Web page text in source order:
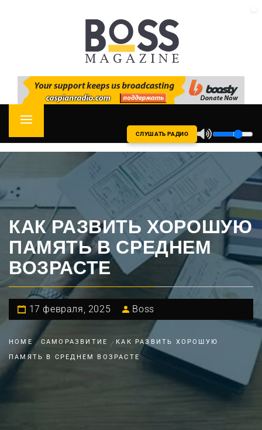
CASPIAN RADIO
Primary
Menu
СЛУШАТЬ РАДИО
КАК РАЗВИТЬ ХОРОШУЮ
ПАМЯТЬ В СРЕДНЕМ
ВОЗРАСТЕ
17 февраля, 2025 Boss
HOME САМОРАЗВИТИЕ
КАК РАЗВИТЬ ХОРОШУЮ
ПАМЯТЬ В СРЕДНЕМ ВОЗРАСТЕ